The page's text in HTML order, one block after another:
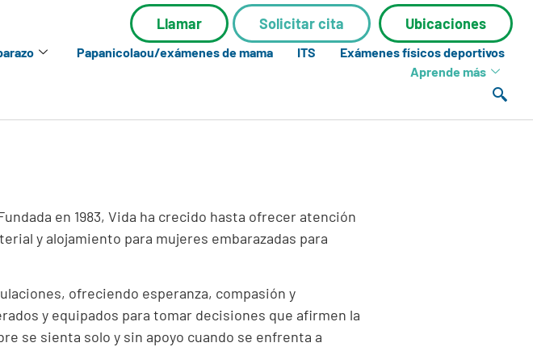
Llamar Solicitar cita Ubicaciones
Papanicolaou/exámenes de mama ITS
Exámenes físicos deportivos
Aprende más
en 1983, Vida ha crecido hasta ofrecer atención
y alojamiento para mujeres embarazadas para
ofreciendo esperanza, compasión y
y equipados para tomar decisiones que afirmen la
se sienta solo y sin apoyo cuando se enfrenta a